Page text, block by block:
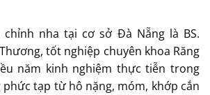
nha tại cơ sở Đà Nẵng là BS.
tốt nghiệp chuyên khoa Răng
năm kinh nghiệm thực tiễn trong
phức tạp từ hô nặng, móm, khớp cắn